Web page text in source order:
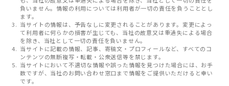
負いません。情報の利用については利用者が一切の責任を負うこととし
ます。
当サイトの情報は、予告なしに変更されることがあります。変更によっ
て利用者に何らかの損害が生じても、当社の故意又は重過失による場合
を除き、当社として一切の責任を負いません。
当サイトに記載の情報、記事、寄稿文・プロフィールなど、すべてのコ
ンテンツの無断複写・転載・公衆送信等を禁じます。
当サイトにおいて不適切な情報や誤った情報を見つけた場合には、お手
数ですが、当社のお問い合わせ窓口まで情報をご提供いただけると幸い
です。